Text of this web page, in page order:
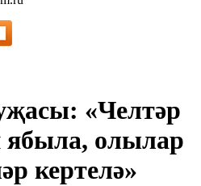
«Челтәр
ябыла, олылар
кертелә»